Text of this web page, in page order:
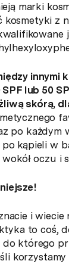
marki
kosmetyki z
innymi
SPF lub 50
skórą,
po każdym
kąpieli w
oczu i
i
to coś,
którego